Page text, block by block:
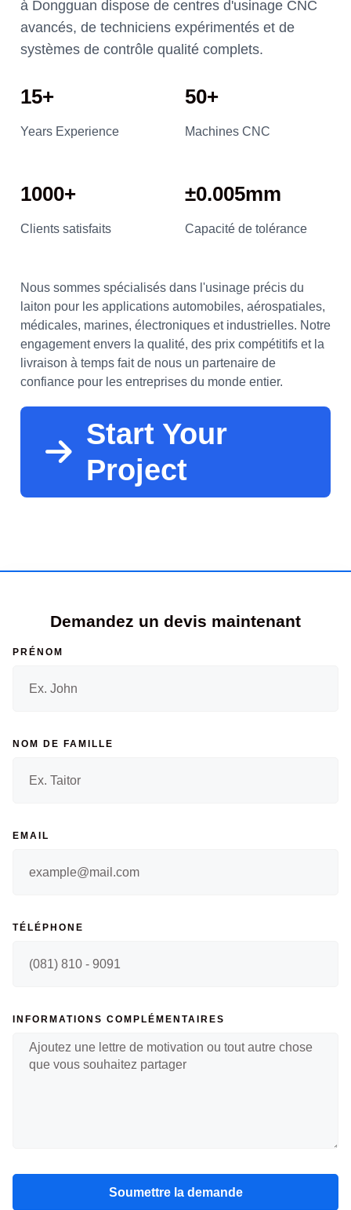
à Dongguan dispose de centres d'usinage CNC
avancés, de techniciens expérimentés et de
systèmes de contrôle qualité complets.
15+
Years Experience
50+
Machines CNC
1000+
Clients satisfaits
±0.005mm
Capacité de tolérance
Nous sommes spécialisés dans l'usinage précis du
laiton pour les applications automobiles, aérospatiales,
médicales, marines, électroniques et industrielles. Notre
engagement envers la qualité, des prix compétitifs et la
livraison à temps fait de nous un partenaire de
confiance pour les entreprises du monde entier.
Start Your
Project
Demandez un devis maintenant
PRÉNOM
NOM DE FAMILLE
EMAIL
TÉLÉPHONE
INFORMATIONS COMPLÉMENTAIRES
Soumettre la demande